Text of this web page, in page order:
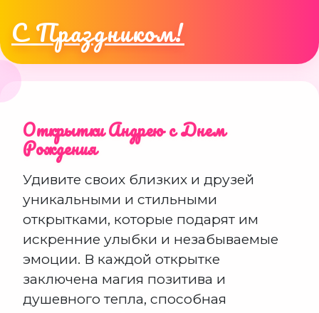
С Праздником!
Открытки Андрею с Днем
Рождения
Удивите своих близких и друзей
уникальными и стильными
открытками, которые подарят им
искренние улыбки и незабываемые
эмоции. В каждой открытке
заключена магия позитива и
душевного тепла, способная